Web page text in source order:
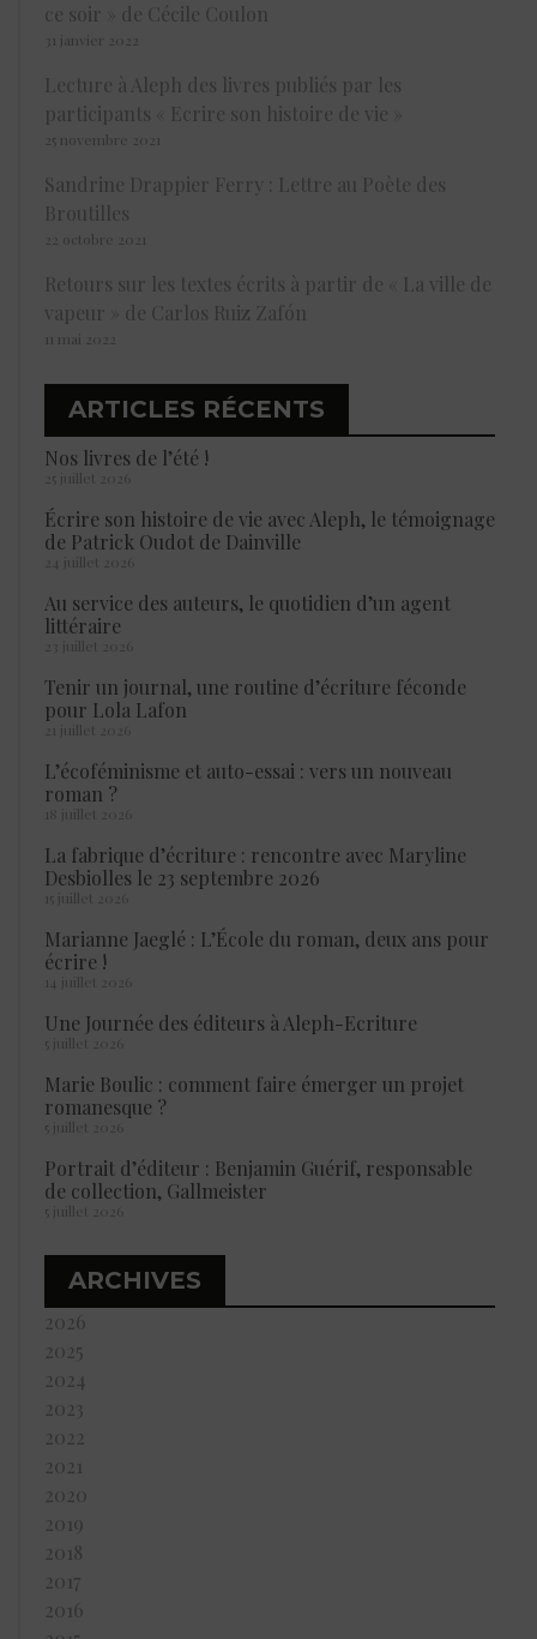
ce soir » de Cécile Coulon
31 janvier 2022
Lecture à Aleph des livres publiés par les
participants « Ecrire son histoire de vie »
25 novembre 2021
Sandrine Drappier Ferry : Lettre au Poète des
Broutilles
22 octobre 2021
Retours sur les textes écrits à partir de « La ville de
vapeur » de Carlos Ruiz Zafón
11 mai 2022
ARTICLES RÉCENTS
Nos livres de l’été !
25 juillet 2026
Écrire son histoire de vie avec Aleph, le témoignage
de Patrick Oudot de Dainville
24 juillet 2026
Au service des auteurs, le quotidien d’un agent
littéraire
23 juillet 2026
Tenir un journal, une routine d’écriture féconde
pour Lola Lafon
21 juillet 2026
L’écoféminisme et auto-essai : vers un nouveau
roman ?
18 juillet 2026
La fabrique d’écriture : rencontre avec Maryline
Desbiolles le 23 septembre 2026
15 juillet 2026
Marianne Jaeglé : L’École du roman, deux ans pour
écrire !
14 juillet 2026
Une Journée des éditeurs à Aleph-Ecriture
5 juillet 2026
Marie Boulic : comment faire émerger un projet
romanesque ?
5 juillet 2026
Portrait d’éditeur : Benjamin Guérif, responsable
de collection, Gallmeister
5 juillet 2026
ARCHIVES
2026
2025
2024
2023
2022
2021
2020
2019
2018
2017
2016